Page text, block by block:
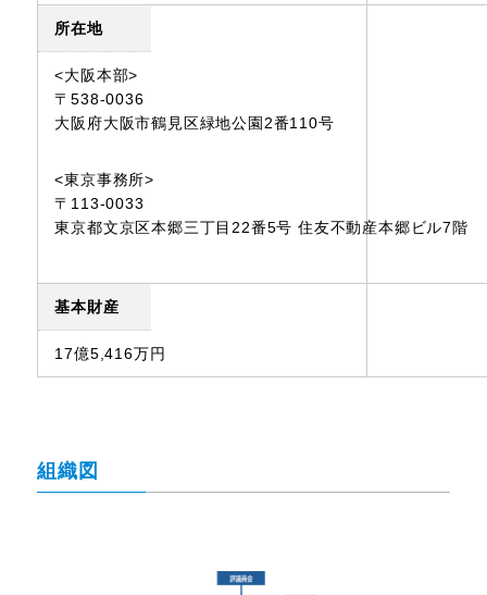
所在地
<大阪本部>
〒538-0036
大阪府大阪市鶴見区緑地公園2番110号
<東京事務所>
〒113-0033
東京都文京区本郷三丁目22番5号 住友不動産本郷ビル7階
基本財産
17億5,416万円
組織図